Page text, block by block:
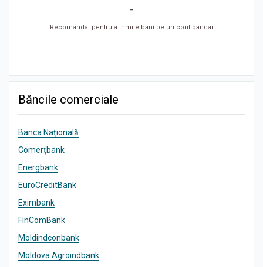
-
Recomandat pentru a trimite bani pe un cont bancar
Băncile comerciale
Banca Națională
Comerțbank
Energbank
EuroCreditBank
Eximbank
FinComBank
Moldindconbank
Moldova Agroindbank